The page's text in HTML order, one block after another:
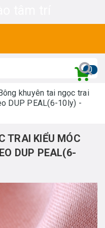
0
khuyên tai ngọc trai
DUP PEAL(6-10ly) -
TRAI KIỂU MÓC
DUP PEAL(6-